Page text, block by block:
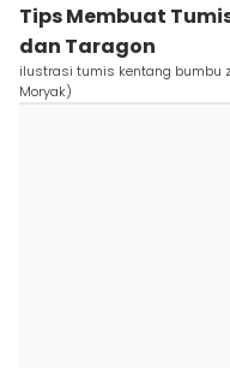
Tips Membuat
dan Taragon
ilustrasi tumis kentang bumbu
Moryak)